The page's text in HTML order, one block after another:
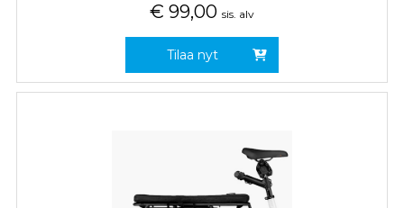
€ 99,00 sis. alv
Tilaa nyt